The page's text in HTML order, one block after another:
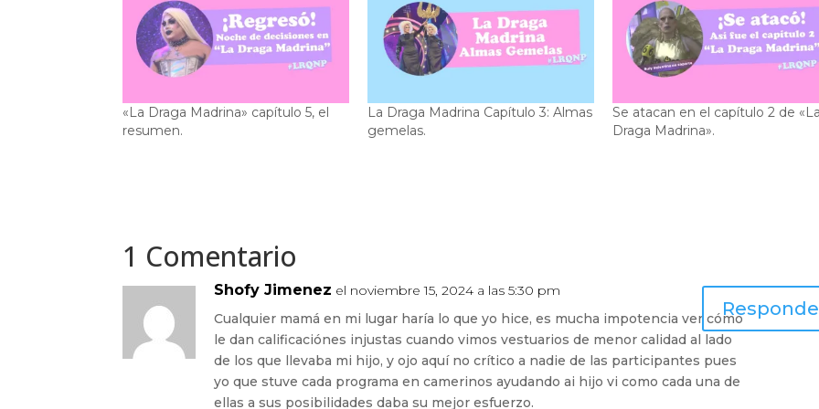
«La Draga Madrina» capítulo 5, el
resumen.
La Draga Madrina Capítulo 3: Almas
gemelas.
Se atacan en el capítulo 2 de
Draga Madrina».
1 Comentario
Shofy Jimenez el noviembre 15, 2024 a las 5:30 pm
Cualquier mamá en mi lugar haría lo que yo hice, es mucha impotencia ver cómo
le dan calificaciónes injustas cuando vimos vestuarios de menor calidad al lado
de los que llevaba mi hijo, y ojo aquí no crítico a nadie de las participantes pues
yo que stuve cada programa en camerinos ayudando ai hijo vi como cada una de
ellas a sus posibilidades daba su mejor esfuerzo.